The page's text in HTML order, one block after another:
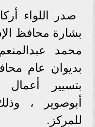
صدر اللواء
بشارة محافظ
محمد
بديوان عام
بتسيير
أبوصوير ،
للمركز.